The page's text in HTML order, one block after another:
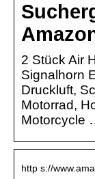
2 Stück Air
Signalhorn
Druckluft,
Motorrad,
Motorcycle
http s://